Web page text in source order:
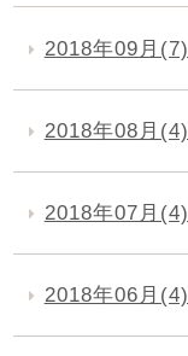
2018年09月(7)
2018年08月(4)
2018年07月(4)
2018年06月(4)